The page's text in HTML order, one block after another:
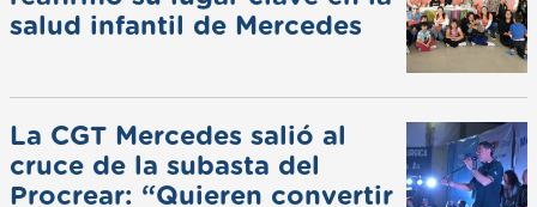
salud infantil de Mercedes
La CGT Mercedes salió al
cruce de la subasta del
Procrear: “Quieren convertir